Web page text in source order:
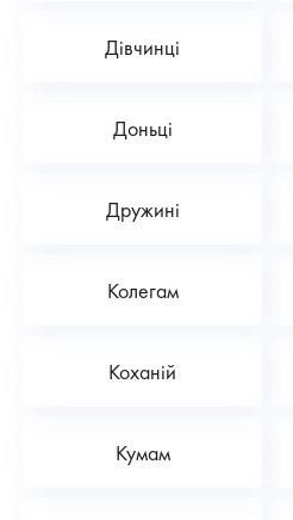
Дівчинці
Доньці
Дружині
Колегам
Коханій
Кумам